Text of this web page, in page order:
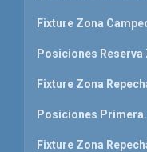
Fixture Zona
Posiciones
Fixture Zona
Posiciones
Fixture Zona